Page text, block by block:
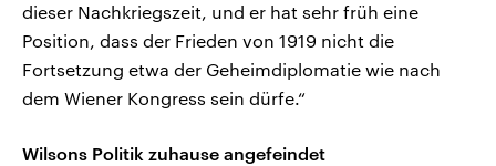
dieser Nachkriegszeit, und er hat sehr früh eine
Position, dass der Frieden von 1919 nicht die
Fortsetzung etwa der Geheimdiplomatie wie nach
dem Wiener Kongress sein dürfe.“
Wilsons Politik zuhause angefeindet